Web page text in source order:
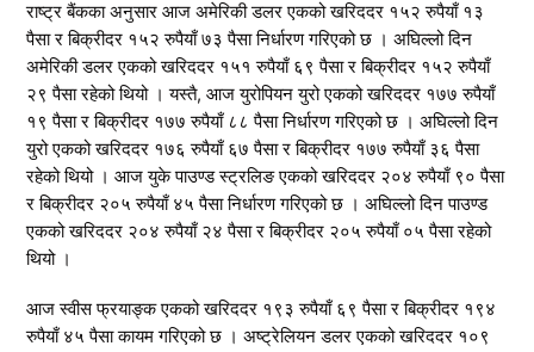
राष्ट्र बैंकका अनुसार आज अमेरिकी डलर एकको खरिददर १५२ रुपैयाँ १३
पैसा र बिक्रीदर १५२ रुपैयाँ ७३ पैसा निर्धारण गरिएको छ । अघिल्लो दिन
अमेरिकी डलर एकको खरिददर १५१ रुपैयाँ ६९ पैसा र बिक्रीदर १५२ रुपैयाँ
२९ पैसा रहेको थियो । यस्तै, आज युरोपियन युरो एकको खरिददर १७७ रुपैयाँ
१९ पैसा र बिक्रीदर १७७ रुपैयाँ ८८ पैसा निर्धारण गरिएको छ । अघिल्लो दिन
युरो एकको खरिददर १७६ रुपैयाँ ६७ पैसा र बिक्रीदर १७७ रुपैयाँ ३६ पैसा
रहेको थियो । आज युके पाउण्ड स्ट्रलिङ एकको खरिददर २०४ रुपैयाँ ९० पैसा
र बिक्रीदर २०५ रुपैयाँ ४५ पैसा निर्धारण गरिएको छ । अघिल्लो दिन पाउण्ड
एकको खरिददर २०४ रुपैयाँ २४ पैसा र बिक्रीदर २०५ रुपैयाँ ०५ पैसा रहेको
थियो ।
आज स्वीस फ्रयाङ्क एकको खरिददर १९३ रुपैयाँ ६९ पैसा र बिक्रीदर १९४
रुपैयाँ ४५ पैसा कायम गरिएको छ । अष्ट्रेलियन डलर एकको खरिददर १०९